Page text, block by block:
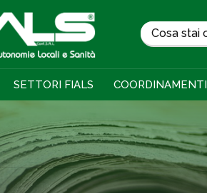
SETTORI FIALS COORDINAMENTI